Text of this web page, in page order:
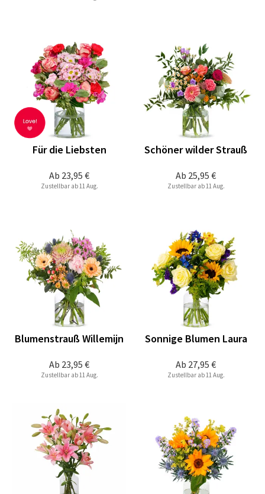
Ab 23,95 €
Für die Liebsten
Zustellbar ab 11 Aug.
Ab 25,95 €
Schöner wilder Strauß
Zustellbar ab 11 Aug.
Ab 23,95 €
Blumenstrauß Willemijn
Zustellbar ab 11 Aug.
Ab 27,95 €
Sonnige Blumen Laura
Zustellbar ab 11 Aug.